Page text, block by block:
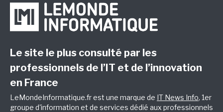
Le site le plus consulté par les
professionnels de l’IT et de l’innovation
en France
LeMondeInformatique.fr est une marque de IT News Info, 1er
groupe d'information et de services dédié aux professionnels